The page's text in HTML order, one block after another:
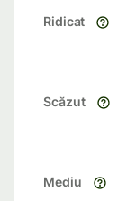
Ridicat
Scăzut
Mediu